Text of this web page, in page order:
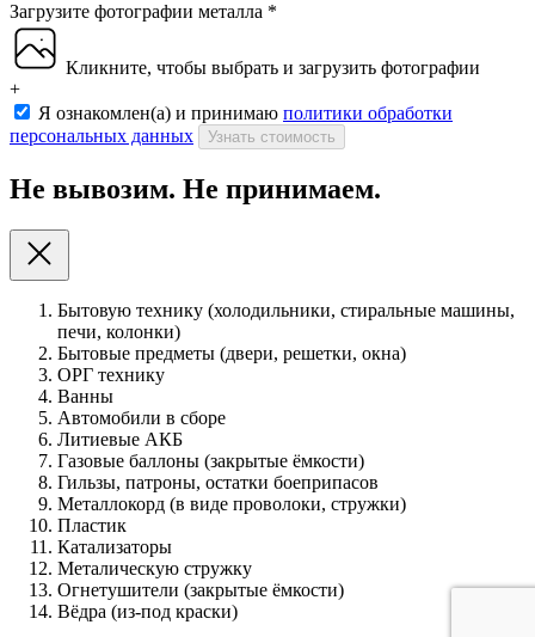
Загрузите фотографии металла *
Кликните, чтобы выбрать и загрузить фотографии
+
Я ознакомлен(а) и принимаю политики обработки
персональных данных
Узнать стоимость
Не вывозим. Не принимаем.
Бытовую технику (холодильники, стиральные машины,
печи, колонки)
Бытовые предметы (двери, решетки, окна)
ОРГ технику
Ванны
Автомобили в сборе
Литиевые АКБ
Газовые баллоны (закрытые ёмкости)
Гильзы, патроны, остатки боеприпасов
Металлокорд (в виде проволоки, стружки)
Пластик
Катализаторы
Металическую стружку
Огнетушители (закрытые ёмкости)
Вёдра (из-под краски)